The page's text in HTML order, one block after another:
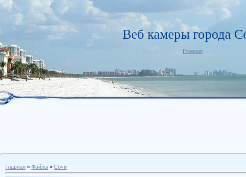
Веб камеры города
Главная
Главная » Файлы » Сочи